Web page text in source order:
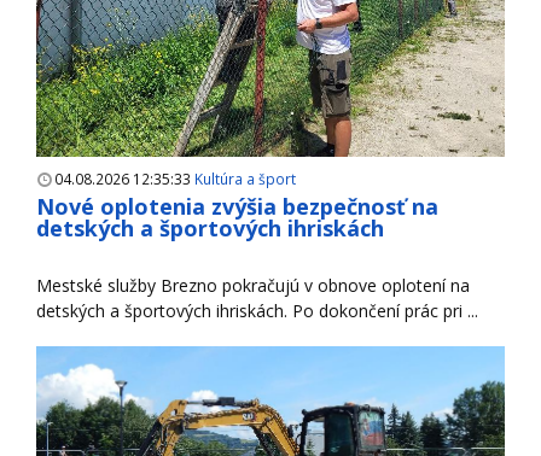
04.08.2026 12:35:33 Kultúra a šport
Nové oplotenia zvýšia bezpečnosť na
detských a športových ihriskách
Mestské služby Brezno pokračujú v obnove oplotení na
detských a športových ihriskách. Po dokončení prác pri ...